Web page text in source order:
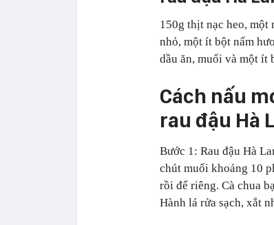
150g thịt nạc heo, một
nhỏ, một ít bột nấm
dầu ăn, muối và một ít
Cách nấu
rau đậu Hà
Bước 1: Rau đậu Hà
chút muối khoảng 10
rồi để riêng. Cà chua
Hành lá rửa sạch, xắt